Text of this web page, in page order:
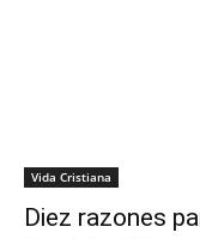
Vida Cristiana
Diez razones